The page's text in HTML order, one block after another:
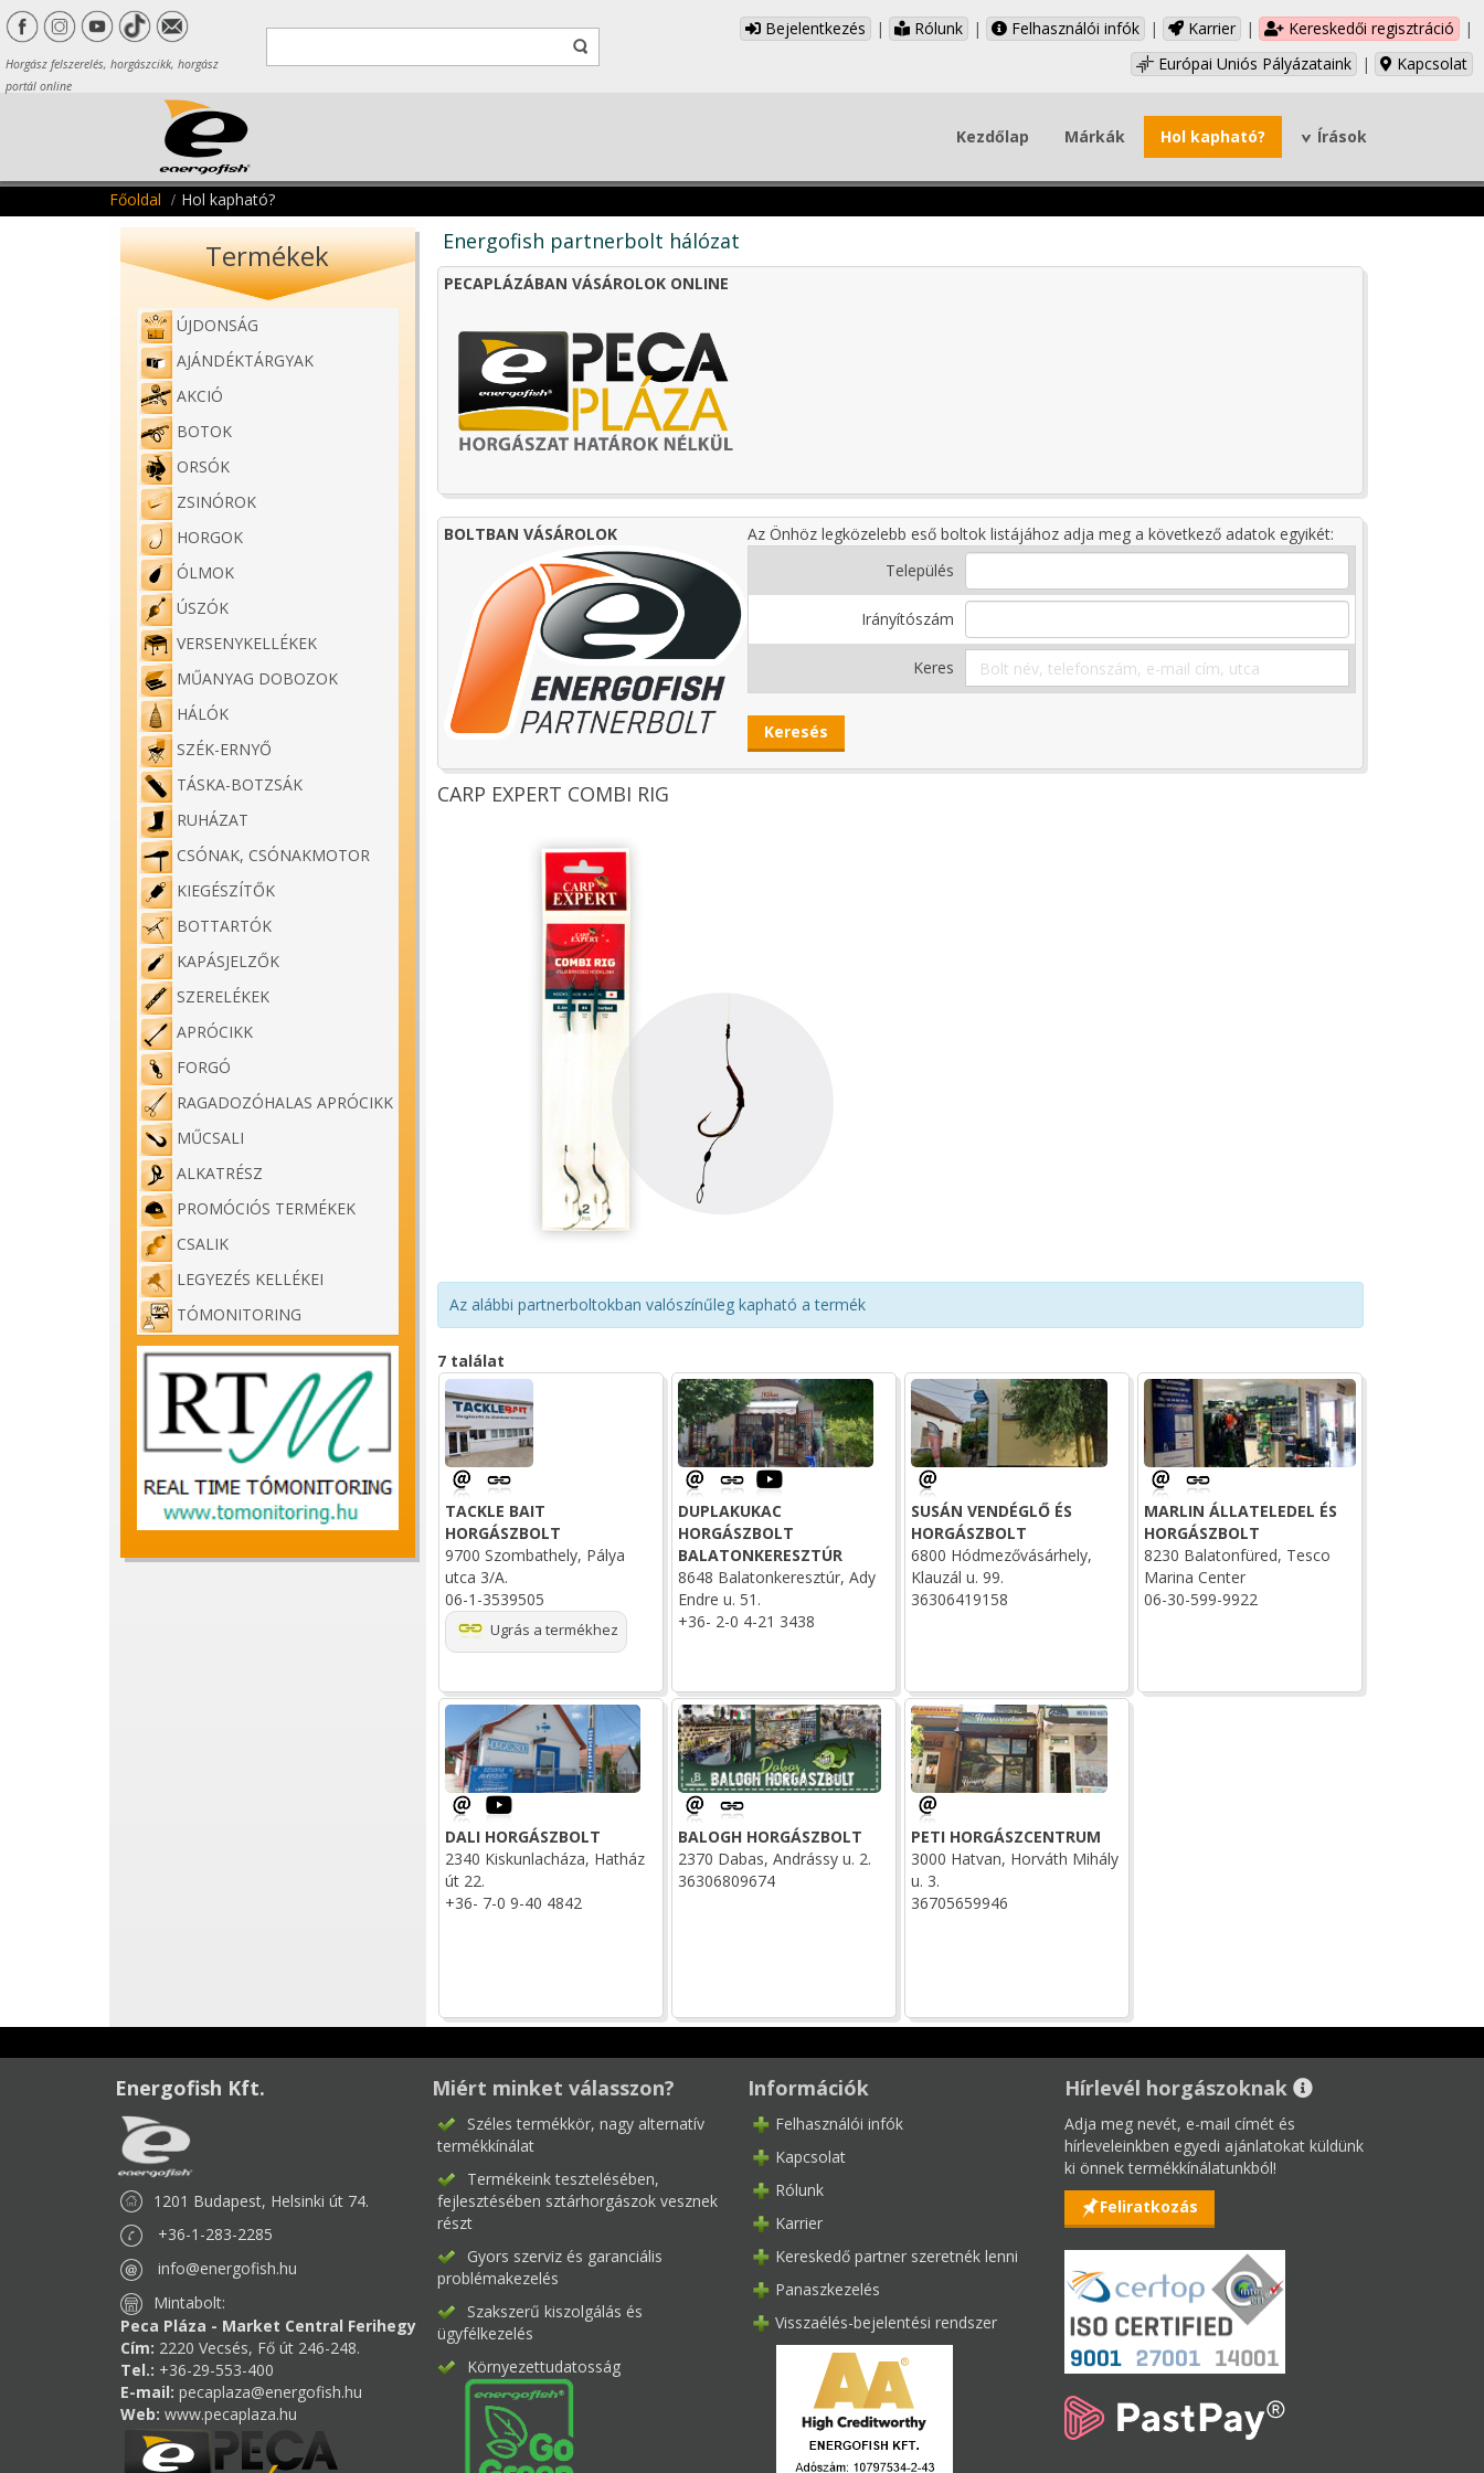
Horgász felszerelés, horgászcikk, horgász
portál online
Bejelentkezés | Rólunk | Felhasználói infók | Karrier | Kereskedői regisztráció
|
Európai Uniós Pályázataink
| Kapcsolat
Kezdőlap Márkák Hol kapható? Írások
Főoldal Hol kapható?
Termékek
ÚJDONSÁG
AJÁNDÉKTÁRGYAK
AKCIÓ
BOTOK
ORSÓK
ZSINÓROK
HORGOK
ÓLMOK
ÚSZÓK
VERSENYKELLÉKEK
MŰANYAG DOBOZOK
HÁLÓK
SZÉK-ERNYŐ
TÁSKA-BOTZSÁK
RUHÁZAT
CSÓNAK, CSÓNAKMOTOR
KIEGÉSZÍTŐK
BOTTARTÓK
KAPÁSJELZŐK
SZERELÉKEK
APRÓCIKK
FORGÓ
RAGADOZÓHALAS APRÓCIKK
MŰCSALI
ALKATRÉSZ
PROMÓCIÓS TERMÉKEK
CSALIK
LEGYEZÉS KELLÉKEI
TÓMONITORING
Energofish partnerbolt hálózat
PECAPLÁZÁBAN VÁSÁROLOK ONLINE
BOLTBAN VÁSÁROLOK
Az Önhöz legközelebb eső boltok listájához adja meg a következő adatok egyikét:
Település
Irányítószám
Keres
CARP EXPERT COMBI RIG
Az alábbi partnerboltokban valószínűleg kapható a termék
7 találat
TACKLE BAIT
HORGÁSZBOLT
9700 Szombathely, Pálya
utca 3/A.
06-1-3539505
Ugrás a termékhez
DUPLAKUKAC
HORGÁSZBOLT
BALATONKERESZTÚR
8648 Balatonkeresztúr, Ady
Endre u. 51.
+36- 2-0 4-21 3438
SUSÁN VENDÉGLŐ ÉS
HORGÁSZBOLT
6800 Hódmezővásárhely,
Klauzál u. 99.
36306419158
MARLIN ÁLLATELEDEL ÉS
HORGÁSZBOLT
8230 Balatonfüred, Tesco
Marina Center
06-30-599-9922
DALI HORGÁSZBOLT
2340 Kiskunlacháza, Hatház
út 22.
+36- 7-0 9-40 4842
BALOGH HORGÁSZBOLT
2370 Dabas, Andrássy u. 2.
36306809674
PETI HORGÁSZCENTRUM
3000 Hatvan, Horváth Mihály
u. 3.
36705659946
Energofish Kft.
1201 Budapest, Helsinki út 74.
+36-1-283-2285
info@energofish.hu
Mintabolt:
Peca Pláza - Market Central Ferihegy
Cím: 2220 Vecsés, Fő út 246-248.
Tel.: +36-29-553-400
E-mail: pecaplaza@energofish.hu
Web: www.pecaplaza.hu
Miért minket válasszon?
Széles termékkör, nagy alternatív
termékkínálat
Termékeink tesztelésében,
fejlesztésében sztárhorgászok vesznek
részt
Gyors szerviz és garanciális
problémakezelés
Szakszerű kiszolgálás és
ügyfélkezelés
Környezettudatosság
Információk
Felhasználói infók
Kapcsolat
Rólunk
Karrier
Kereskedő partner szeretnék lenni
Panaszkezelés
Visszaélés-bejelentési rendszer
Hírlevél horgászoknak
Adja meg nevét, e-mail címét és
hírleveleinkben egyedi ajánlatokat küldünk
ki önnek termékkínálatunkból!
Feliratkozás